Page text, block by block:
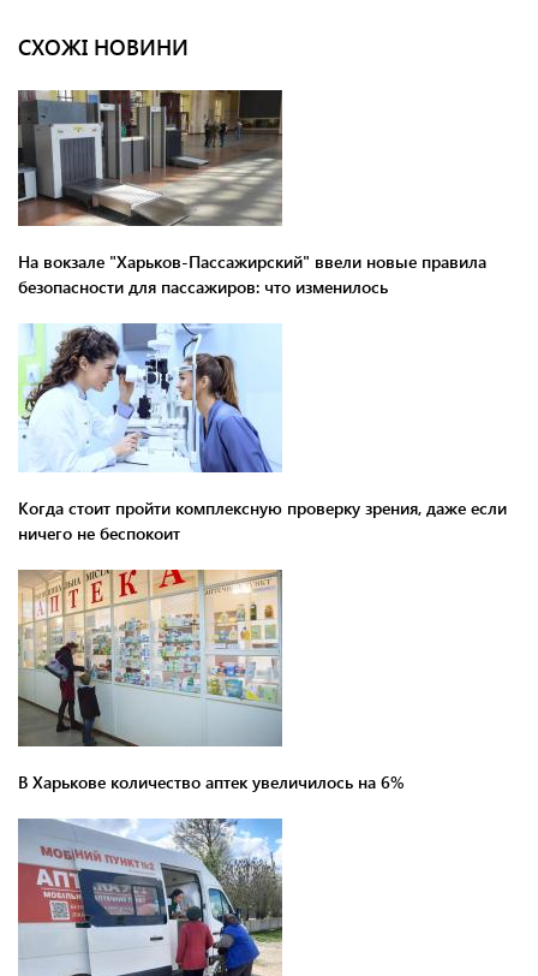
СХОЖІ НОВИНИ
На вокзале "Харьков-Пассажирский" ввели новые правила
безопасности для пассажиров: что изменилось
Когда стоит пройти комплексную проверку зрения, даже если
ничего не беспокоит
В Харькове количество аптек увеличилось на 6%